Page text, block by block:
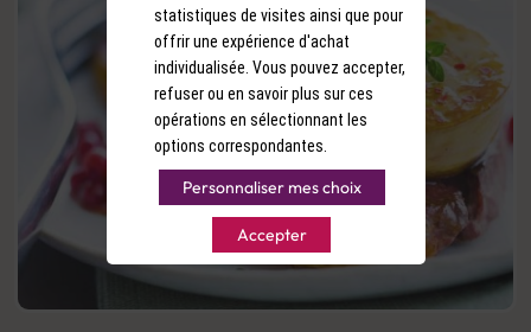
statistiques de visites ainsi que pour
offrir une expérience d'achat
individualisée. Vous pouvez accepter,
refuser ou en savoir plus sur ces
opérations en sélectionnant les
options correspondantes.
Personnaliser mes choix
Accepter